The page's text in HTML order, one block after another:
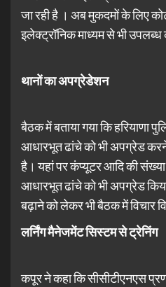
जा रही है । अब मुकदमों के लिए
इलेक्ट्रॉनिक माध्यम से भी उपलब्ध
थानोंकाअपग्रेडेशन
बैठक में बताया गया कि हरियाणा
आधारभूत ढांचे को भी अपग्रेड करने
है। यहां पर कंप्यूटर आदि की
आधारभूत ढांचे को भी अपग्रेड
बढ़ाने को लेकर भी बैठक में विचार
लर्निंगमैनेजमेंटसिस्टमसे ट्रेनिंग
कपूर ने कहा कि सीसीटीएनएस